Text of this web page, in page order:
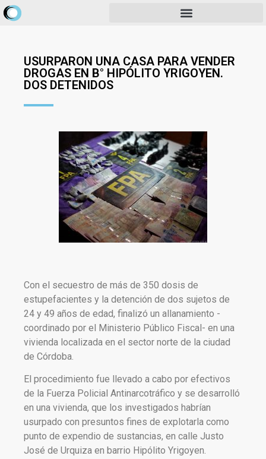
USURPARON UNA CASA PARA VENDER
DROGAS EN B° HIPÓLITO YRIGOYEN.
DOS DETENIDOS
Con el secuestro de más de 350 dosis de
estupefacientes y la detención de dos sujetos de
24 y 49 años de edad, finalizó un allanamiento -
coordinado por el Ministerio Público Fiscal- en una
vivienda localizada en el sector norte de la ciudad
de Córdoba.
El procedimiento fue llevado a cabo por efectivos
de la Fuerza Policial Antinarcotráfico y se desarrolló
en una vivienda, que los investigados habrían
usurpado con presuntos fines de explotarla como
punto de expendio de sustancias, en calle Justo
José de Urquiza en barrio Hipólito Yrigoyen.